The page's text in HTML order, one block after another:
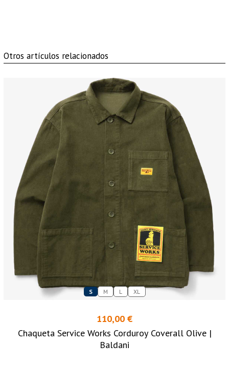
Otros artículos relacionados
S M L XL
110,00 €
Chaqueta Service Works Corduroy Coverall Olive |
Baldani